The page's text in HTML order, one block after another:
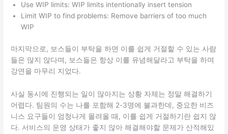
Use WIP limits: WIP limits intentionally insert tension
Limit WIP to find problems: Remove barriers of too much
WIP
마지막으로, 보스들이 부탁을 하면 이를 쉽게 거절할 수 있는 사람
들은 많지 않다며, 보스들은 항상 이를 유념해달라고 부탁을 하며
강연을 마무리 지었다.
사실 동시에 진행되는 일이 많아지는 상황 자체는 정말 해결하기
어렵다. 팀원의 수는 나를 포함해 2-3명에 불과한데, 중요한 비즈
니스 요구들이 엄청나게 몰려올 때, 이를 쉽게 거절하기란 쉽지 않
다. 서비스의 운영 상태가 좋지 않아 해결해야할 문제가 산적해있